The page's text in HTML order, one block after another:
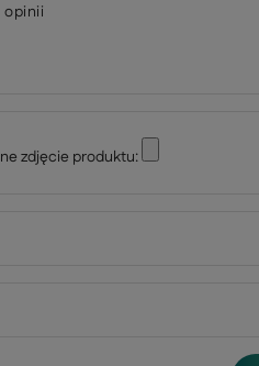
opinii
zdjęcie produktu: